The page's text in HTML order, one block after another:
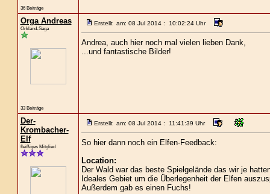
36 Beiträge
Orga Andreas
Orkland-Saga
33 Beiträge
Erstellt am: 08 Jul 2014 : 10:02:24 Uhr
Andrea, auch hier noch mal vielen lieben Dank,
...und fantastische Bilder!
Der-
Krombacher-
Elf
fleißiges Mitglied
Erstellt am: 08 Jul 2014 : 11:41:39 Uhr
So hier dann noch ein Elfen-Feedback:
Location:
Der Wald war das beste Spielgelände das wir je
Ideales Gebiet um die Überlegenheit der Elfen
Außerdem gab es einen Fuchs!